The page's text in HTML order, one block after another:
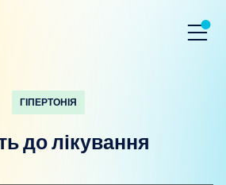
ГІПЕРТОНІЯ
до лікування